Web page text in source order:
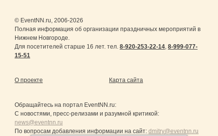
© EventNN.ru, 2006-2026
Полная информация об организации праздничных мероприятий в
Нижнем Новгороде.
Для посетителей старше 16 лет. тел. 8-920-253-22-14, 8-999-077-
15-51
О проекте Карта сайта
Обращайтесь на портал EventNN.ru:
С новостями, пресс-релизами и разумной критикой:
news@eventnn.ru
По вопросам добавления информации на сайт: dmitry@eventnn.ru